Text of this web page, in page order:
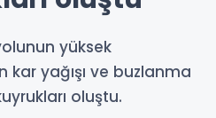
yüksek
kar yağışı ve buzlanma
oluştu.